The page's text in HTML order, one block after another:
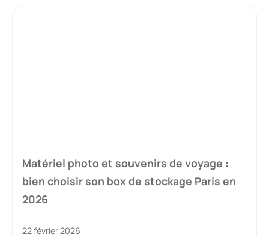
Matériel photo et souvenirs de voyage :
bien choisir son box de stockage Paris en
2026
22 février 2026